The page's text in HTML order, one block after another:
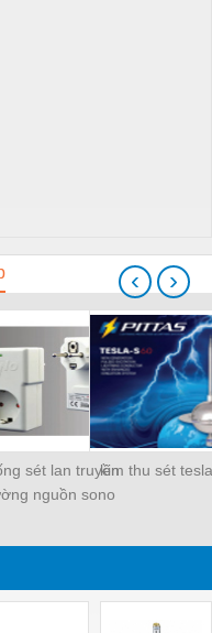
sét lan truyền
nguồn sono
kim thu sét
‹ ›